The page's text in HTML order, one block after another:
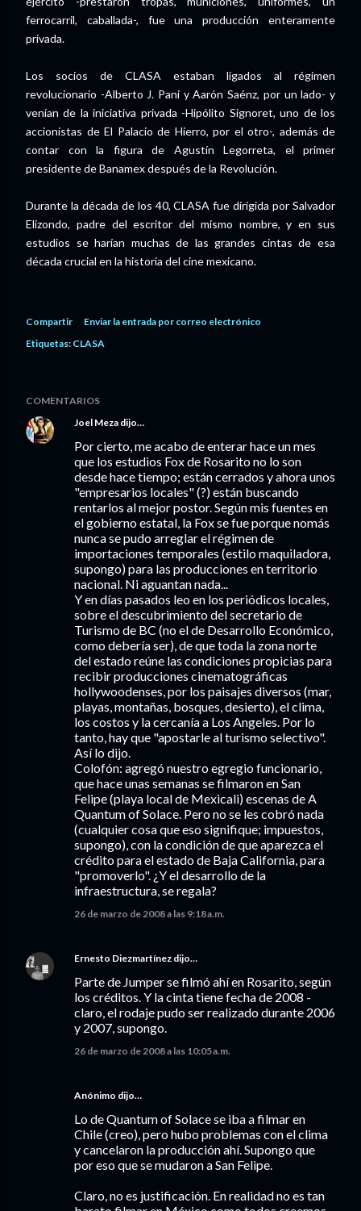
ferrocarril, caballada-, fue una producción enteramente
privada.
Los socios de CLASA estaban ligados al régimen
revolucionario -Alberto J. Pani y Aarón Saénz, por un lado- y
venían de la iniciativa privada -Hipólito Signoret, uno de los
accionistas de El Palacio de Hierro, por el otro-, además de
contar con la figura de Agustín Legorreta, el primer
presidente de Banamex después de la Revolución.
Durante la década de los 40, CLASA fue dirigida por Salvador
Elizondo, padre del escritor del mismo nombre, y en sus
estudios se harían muchas de las grandes cintas de esa
década crucial en la historia del cine mexicano.
Compartir
Enviar la entrada por correo electrónico
Etiquetas: CLASA
COMENTARIOS
Joel Meza dijo…
Por cierto, me acabo de enterar hace un mes
que los estudios Fox de Rosarito no lo son
desde hace tiempo; están cerrados y ahora unos
"empresarios locales" (?) están buscando
rentarlos al mejor postor. Según mis fuentes en
el gobierno estatal, la Fox se fue porque nomás
nunca se pudo arreglar el régimen de
importaciones temporales (estilo maquiladora,
supongo) para las producciones en territorio
nacional. Ni aguantan nada...
Y en días pasados leo en los periódicos locales,
sobre el descubrimiento del secretario de
Turismo de BC (no el de Desarrollo Económico,
como debería ser), de que toda la zona norte
del estado reúne las condiciones propicias para
recibir producciones cinematográficas
hollywoodenses, por los paisajes diversos (mar,
playas, montañas, bosques, desierto), el clima,
los costos y la cercanía a Los Angeles. Por lo
tanto, hay que "apostarle al turismo selectivo".
Así lo dijo.
Colofón: agregó nuestro egregio funcionario,
que hace unas semanas se filmaron en San
Felipe (playa local de Mexicali) escenas de A
Quantum of Solace. Pero no se les cobró nada
(cualquier cosa que eso signifique; impuestos,
supongo), con la condición de que aparezca el
crédito para el estado de Baja California, para
"promoverlo". ¿Y el desarrollo de la
infraestructura, se regala?
26 de marzo de 2008 a las 9:18 a.m.
Ernesto Diezmartínez dijo…
Parte de Jumper se filmó ahí en Rosarito, según
los créditos. Y la cinta tiene fecha de 2008 -
claro, el rodaje pudo ser realizado durante 2006
y 2007, supongo.
26 de marzo de 2008 a las 10:05 a.m.
Anónimo dijo…
Lo de Quantum of Solace se iba a filmar en
Chile (creo), pero hubo problemas con el clima
y cancelaron la producción ahí. Supongo que
por eso que se mudaron a San Felipe.
Claro, no es justificación. En realidad no es tan